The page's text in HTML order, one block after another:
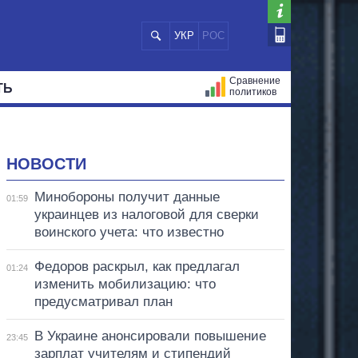
УКР РОС
Сравнение
политиков
НОВОСТИ
01:59
Минобороны получит данные
украинцев из налоговой для сверки
воинского учета: что известно
01:24
Федоров раскрыл, как предлагал
изменить мобилизацию: что
предусматривал план
23:45
В Украине анонсировали повышение
зарплат учителям и стипендий